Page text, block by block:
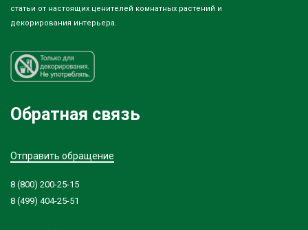
статьи от настоящих ценителей комнатных растений и
декорирования интерьера.
Обратная связь
Отправить обращение
8 (800) 200-25-15
8 (499) 404-25-51